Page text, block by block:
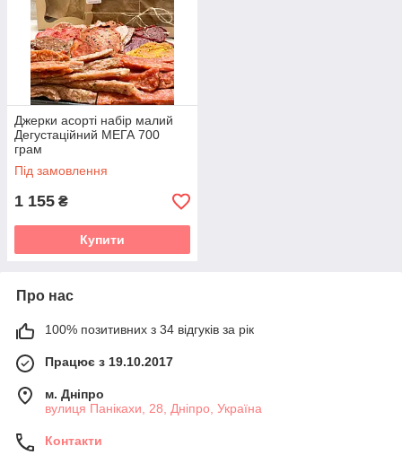
Джерки асорті набір малий
Дегустаційний МЕГА 700
грам
Під замовлення
1 155 ₴
Купити
Про нас
100% позитивних з 34 відгуків за рік
Працює з 19.10.2017
м. Дніпро
вулиця Панікахи, 28, Дніпро, Україна
Контакти